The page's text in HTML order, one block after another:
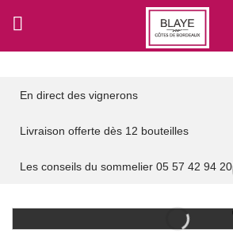
contenu
En direct des vignerons
Livraison offerte dès 12 bouteilles
Les conseils du sommelier 05 57 42 94 20